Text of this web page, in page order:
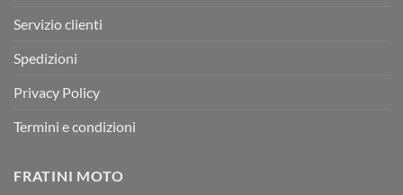
Servizio clienti
Spedizioni
Privacy Policy
Termini e condizioni
FRATINI MOTO